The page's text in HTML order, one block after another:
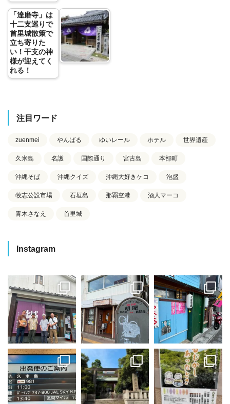
「達磨寺」は
十二支巡りで
首里城散策で
立ち寄りた
い！干支の神
様が迎えてく
れる！
注目ワード
zuenmei やんばる ゆいレール ホテル 世界遺産
久米島 名護 国際通り 宮古島 本部町
沖縄そば 沖縄クイズ 沖縄大好きケコ 泡盛
牧志公設市場 石垣島 那覇空港 酒人マーコ
青木さなえ 首里城
Instagram